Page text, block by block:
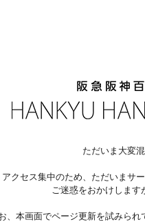
ただいま大変
アクセス集中のため、ただいまサ
ご迷惑をおかけします
、本画面でページ更新を試みら